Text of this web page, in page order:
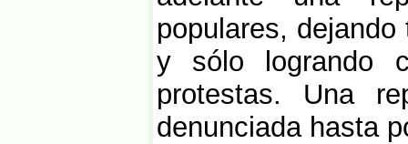
populares,
y sólo logrando
protestas. Una
denunciada hasta